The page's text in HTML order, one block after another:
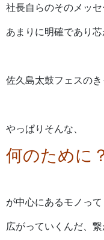
社長自らのそのメッセ
あまりに明確であり芯
佐久島太鼓フェスのき
やっぱりそんな、
何のために
が中心にあるモノって
広がっていくんだ、